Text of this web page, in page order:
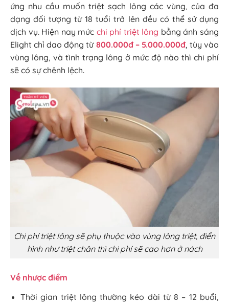
ứng nhu cầu muốn triệt sạch lông các vùng, của đa
dạng đối tượng từ 18 tuổi trở lên đều có thể sử dụng
dịch vụ. Hiện nay mức chi phí triệt lông bằng ánh sáng
Elight chỉ dao động từ 800.000đ – 5.000.000đ, tùy vào
vùng lông, và tình trạng lông ở mức độ nào thì chi phí
sẽ có sự chênh lệch.
Chi phí triệt lông sẽ phụ thuộc vào vùng lông triệt, điển
hình như triệt chân thì chi phí sẽ cao hơn ở nách
Về nhược điểm
Thời gian triệt lông thường kéo dài từ 8 – 12 buổi,